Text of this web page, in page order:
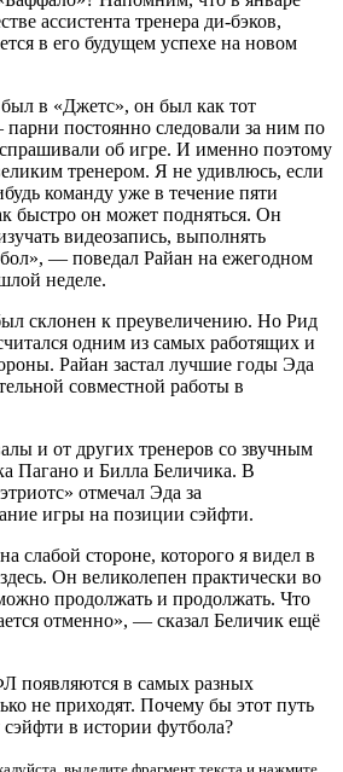
ассистента тренера ди-бэков,
в его будущем успехе на новом
в «Джетс», он был как тот
постоянно следовали за ним по
об игре. И именно поэтому
тренером. Я не удивлюсь, если
команду уже в течение пяти
быстро он может подняться. Он
видеозапись, выполнять
— поведал Райан на ежегодном
неделе.
склонен к преувеличению. Но Рид
одним из самых работящих и
Райан застал лучшие годы Эда
совместной работы в
и от других тренеров со звучным
Пагано и Билла Беличика. В
отмечал Эда за
игры на позиции сэйфти.
слабой стороне, которого я видел в
Он великолепен практически во
продолжать и продолжать. Что
отменно», — сказал Беличик ещё
появляются в самых разных
не приходят. Почему бы этот путь
в истории футбола?